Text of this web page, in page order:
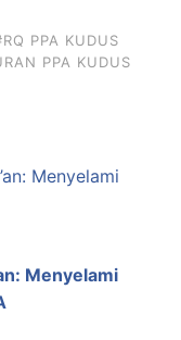
PPA KUDUS
PPA KUDUS
Menyelami